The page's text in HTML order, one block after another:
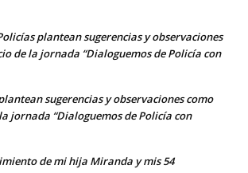
plantean sugerencias y observaciones
de la jornada “Dialoguemos de Policía con
sugerencias y observaciones como
jornada “Dialoguemos de Policía con
de mi hija Miranda y mis 54